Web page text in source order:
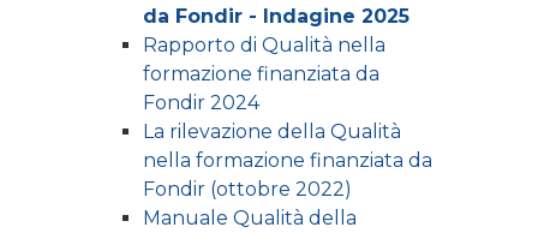
da Fondir - Indagine 2025
Rapporto di Qualità nella
formazione finanziata da
Fondir 2024
La rilevazione della Qualità
nella formazione finanziata da
Fondir (ottobre 2022)
Manuale Qualità della